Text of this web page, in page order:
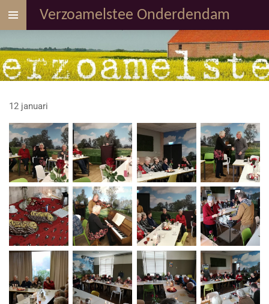
Ga
direct
de
hoofdinhoud
Verzoamelstee Onderdendam
12 januari